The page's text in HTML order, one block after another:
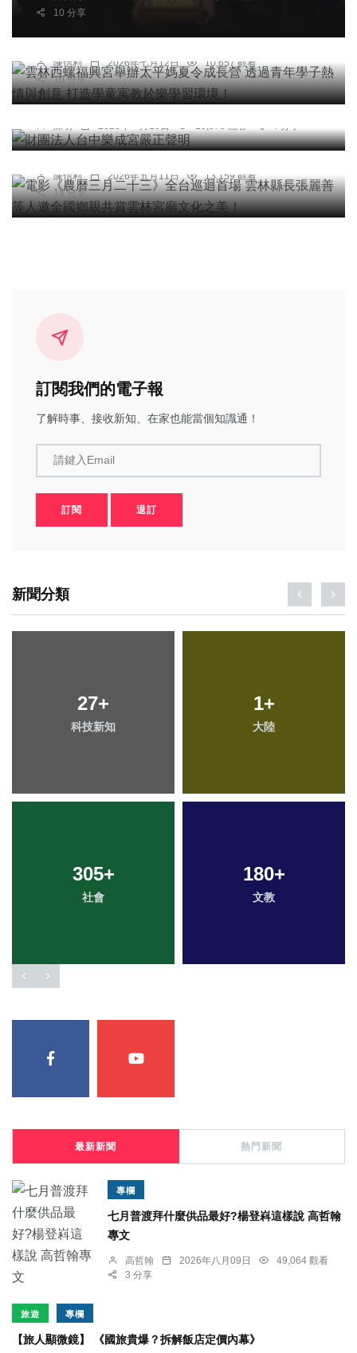
10 分享
陳信利 2026年七月12日
10,657 觀看
10 分享
社會 宗教
財團法人台中樂成宮嚴正聲明
電影《農曆三月二十三》全台巡迴首場 雲林縣長張
陳信利 2026年五月11日
13,159 觀看
14 分享
訂閱我們的電子報
了解時事、接收新知、在家也能當個知識通！
請鍵入Email
訂閱 退訂
新聞分類
27+
科技新知
1+
大陸
305+
社會
180+
文教
最新新聞 熱門新聞
專欄
七月普渡拜什麼供品最好?楊登嵙這樣說 高哲翰
專文
高哲翰 2026年八月09日
49,064 觀看
3 分享
旅遊 專欄
【旅人顯微鏡】 《國旅貴爆？拆解飯店定價內幕》